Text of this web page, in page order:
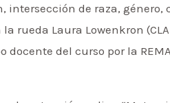
intersección de raza,
rueda Laura Lowenkron
del curso por la